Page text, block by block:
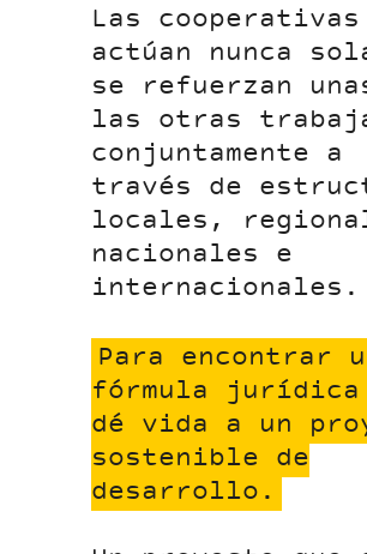
Las
actúan nunca
se refuerzan
las otras
conjuntamente a
través de
locales,
nacionales e
internacionales.
Para encontrar
fórmula jurídica
dé vida a un
sostenible de
desarrollo.